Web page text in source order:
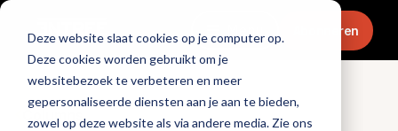
Deze website slaat cookies op je computer op.
Deze cookies worden gebruikt om je
websitebezoek te verbeteren en meer
gepersonaliseerde diensten aan je aan te bieden,
zowel op deze website als via andere media. Zie ons
Menu Abonneren
Columns